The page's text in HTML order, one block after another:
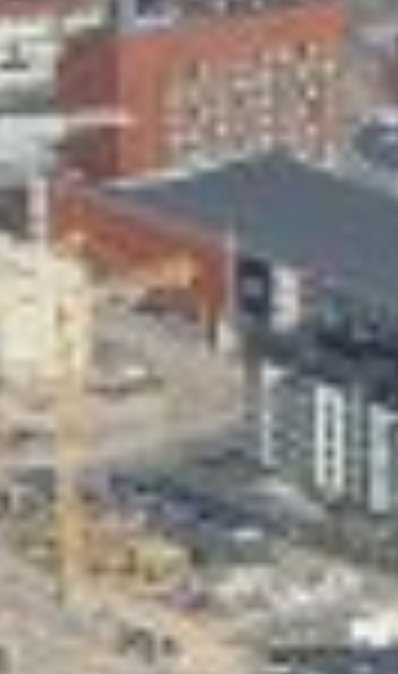
Skeittihalli
Varhaiskasvatus
Ateria- ja välipalamaksut
Mämminiemi
Taideapteekki
Kirjasto
Valon Kaupunki
Lasten Lysti & LystiKylä-festivaali
Ohje
English